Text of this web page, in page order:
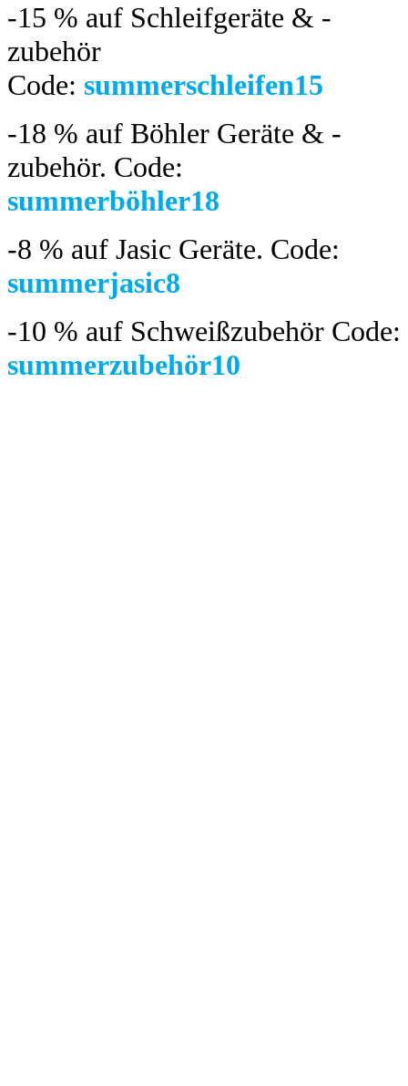
-15 % auf Schleifgeräte & -
zubehör
Code: summerschleifen15
-18 % auf Böhler Geräte & -
zubehör. Code:
summerböhler18
-8 % auf Jasic Geräte. Code:
summerjasic8
-10 % auf Schweißzubehör Code:
summerzubehör10